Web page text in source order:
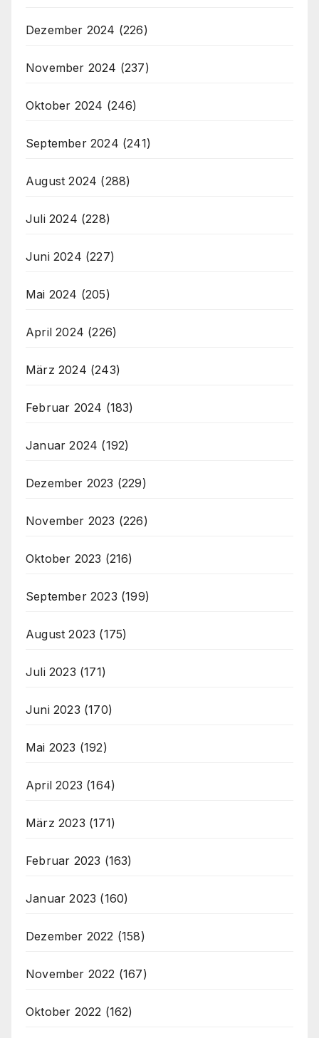
Dezember 2024 (226)
November 2024 (237)
Oktober 2024 (246)
September 2024 (241)
August 2024 (288)
Juli 2024 (228)
Juni 2024 (227)
Mai 2024 (205)
April 2024 (226)
März 2024 (243)
Februar 2024 (183)
Januar 2024 (192)
Dezember 2023 (229)
November 2023 (226)
Oktober 2023 (216)
September 2023 (199)
August 2023 (175)
Juli 2023 (171)
Juni 2023 (170)
Mai 2023 (192)
April 2023 (164)
März 2023 (171)
Februar 2023 (163)
Januar 2023 (160)
Dezember 2022 (158)
November 2022 (167)
Oktober 2022 (162)